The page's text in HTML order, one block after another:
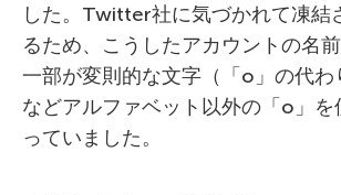
した。Twitter社に気づかれて凍結
るため、こうしたアカウントの名
一部が変則的な文字（「o」の代わ
などアルファベット以外の「o」を
っていました。